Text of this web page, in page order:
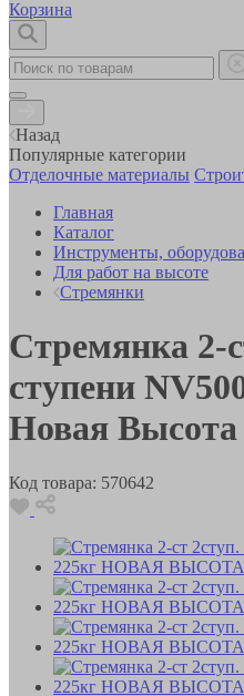
Корзина
Назад
Популярные категории
Отделочные материалы
Главная
Каталог
Инструменты,
Для работ на высоте
Стремянки
Стремянка 2-
ступени
Новая Высота
Код товара: 570642